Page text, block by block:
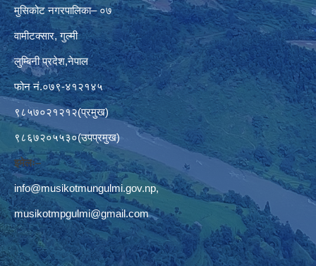
मुसिकोट नगरपालिका– ०७
वामीटक्सार, गुल्मी
लुम्बिनी प्रदेश,नेपाल
फोन नं.०७९-४१२१४५
९८५७०२१२१२(प्रमुख)
९८६७२०५५३०(उपप्रमुख)
इमेलः–
info@musikotmungulmi.gov.np,
musikotmpgulmi@gmail.com